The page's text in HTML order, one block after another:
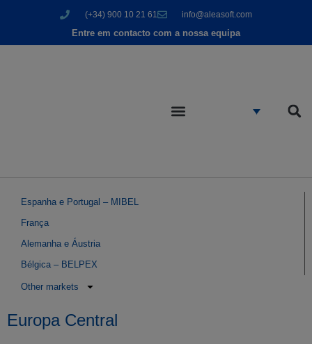
(+34) 900 10 21 61 info@aleasoft.com
Entre em contacto com a nossa equipa
Espanha e Portugal – MIBEL
França
Alemanha e Áustria
Bélgica – BELPEX
Other markets
Europa Central